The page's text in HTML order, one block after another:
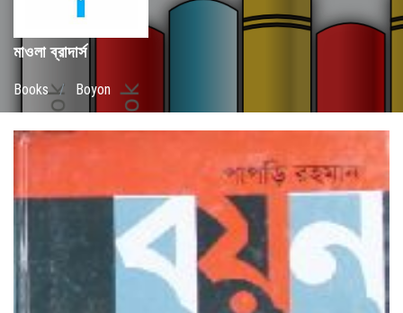
মাওলা ব্রাদার্স
Books / Boyon